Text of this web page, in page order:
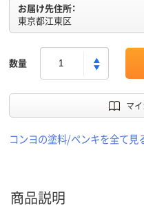
お届け先住所：
東京都江東区
数量
マ
コンヨの塗料/ペンキを全て見
商品説明